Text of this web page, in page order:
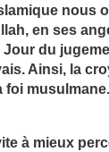
nous
en ses
du
Ainsi, la
foi musulmane.
à mieux